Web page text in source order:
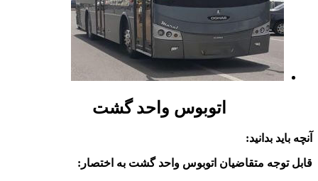
اتوبوس واحد گشت
آنچه باید بدانید:
قابل توجه متقاضیان اتوبوس واحد گشت به اختصار: